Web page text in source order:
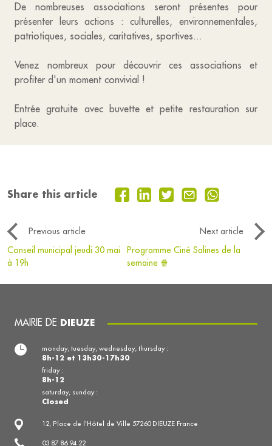
De nombreuses associations seront présentes pour
présenter leurs actions : culturelles, environnementales,
patriotiques, sociales, caritatives, sportives...
Venez nombreux pour découvrir ces associations et
profiter d'un moment convivial !
Entrée gratuite avec buvette et petite restauration sur
place.
Share this article
Previous article
Next article
Conseil municipal jeudi 30 mai
à 19h
Programme Ciné Salines de la
semaine 🍿
MAIRIE DE DIEUZE
12, Place de l'Hôtel de Ville 57260 DIEUZE France
03 87 86 94 22
monday, tuesday, wednesday, thursday :
8h-12 et 13h30-17h30
friday :
8h-12
saturday, sunday :
Closed